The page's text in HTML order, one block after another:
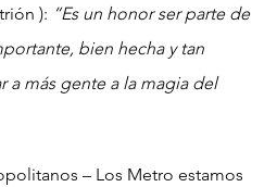
): “Es un honor ser parte de
bien hecha y tan
a más gente a la magia del
– Los Metro estamos